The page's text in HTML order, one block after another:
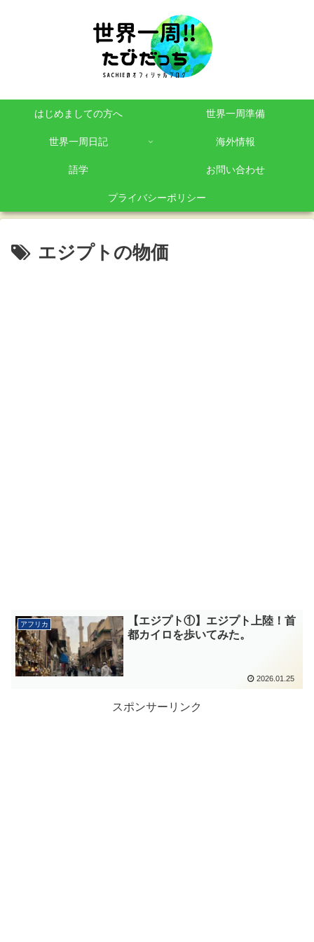
はじめましての方へ 世界一周準備
世界一周日記 海外情報
語学 お問い合わせ
プライバシーポリシー
エジプトの物価
アフリカ
【エジプト①】エジプト上陸！首
都カイロを歩いてみた。
2026.01.25
スポンサーリンク